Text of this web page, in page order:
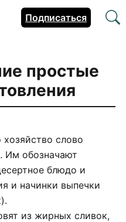
Подписаться
простые
слово
Им обозначают
блюдо и
и начинки выпечки
из жирных сливок,